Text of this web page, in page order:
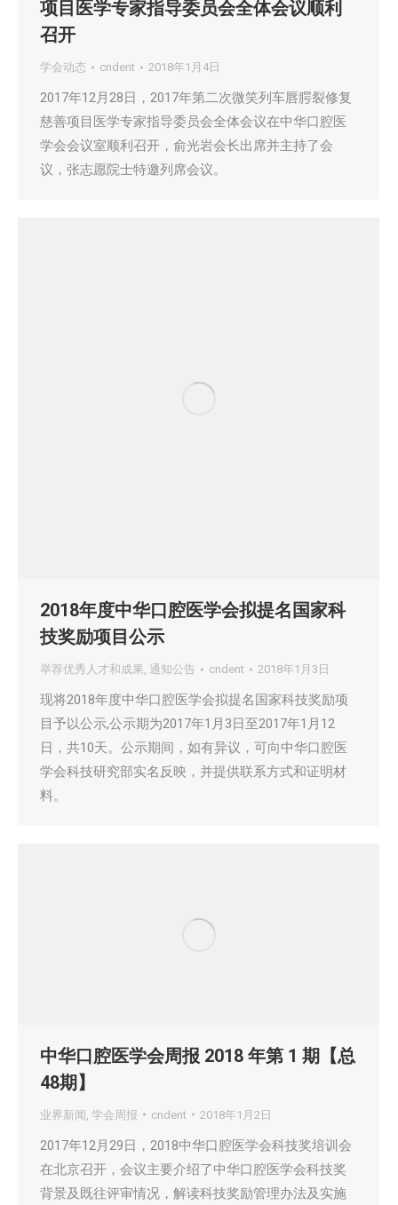
项目医学专家指导委员会全体会议顺利
召开
学会动态 cndent 2018年1月4日
2017年12月28日，2017年第二次微笑列车唇腭裂修复
慈善项目医学专家指导委员会全体会议在中华口腔医
学会会议室顺利召开，俞光岩会长出席并主持了会
议，张志愿院士特邀列席会议。
2018年度中华口腔医学会拟提名国家科
技奖励项目公示
举荐优秀人才和成果, 通知公告 cndent 2018年1月3日
现将2018年度中华口腔医学会拟提名国家科技奖励项
目予以公示,公示期为2017年1月3日至2017年1月12
日，共10天。公示期间，如有异议，可向中华口腔医
学会科技研究部实名反映，并提供联系方式和证明材
料。
中华口腔医学会周报 2018 年第 1 期【总
48期】
业界新闻 学会周报 cndent 2018年1月2日
2017年12月29日，2018中华口腔医学会科技奖培训会
在北京召开，会议主要介绍了中华口腔医学会科技奖
背景及既往评审情况，解读科技奖励管理办法及实施